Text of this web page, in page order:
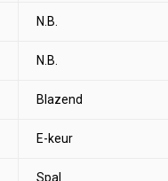
N.B.
N.B.
Blazend
E-keur
Spal